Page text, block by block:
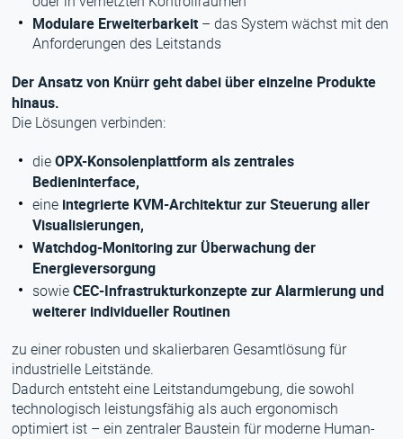
Modulare Erweiterbarkeit– das System wächst mit den
Anforderungen des Leitstands
Der Ansatz von Knürr geht dabei über einzelne Produkte
hinaus.
Die Lösungen verbinden:
dieOPX-Konsolenplattform als zentrales
Bedieninterface,
eine integrierte KVM-Architektur zur Steuerung aller
Visualisierungen,
Watchdog-Monitoring zur Überwachung der
Energieversorgung
sowie CEC-Infrastrukturkonzepte zur Alarmierung und
weiterer individueller Routinen
zu einer robusten und skalierbaren Gesamtlösung für
industrielle Leitstände.
Dadurch entsteht eine Leitstandumgebung, die sowohl
technologisch leistungsfähig als auch ergonomisch
optimiert ist – ein zentraler Baustein für moderne Human-